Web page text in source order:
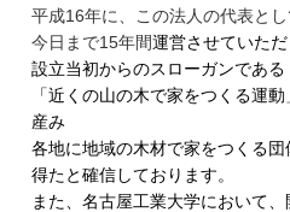
平成16年に、この法人の代表と
今日まで15年間運営させていただ
設立当初からのスローガンである
「近くの山の木で家をつくる運動
産み
各地に地域の木材で家をつくる
得たと確信しております。
また、名古屋工業大学において